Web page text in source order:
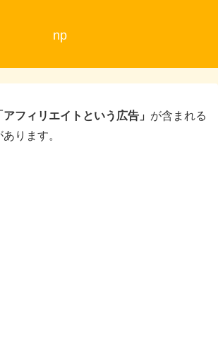
np
アフィリエイトという広告」 が含まれる
ります。